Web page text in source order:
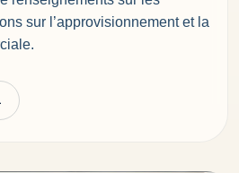
sur l’approvisionnement et la